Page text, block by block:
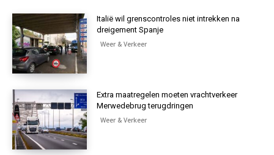
Italië wil grenscontroles niet intrekken na
dreigement Spanje
Weer & Verkeer
Extra maatregelen moeten vrachtverkeer
Merwedebrug terugdringen
Weer & Verkeer